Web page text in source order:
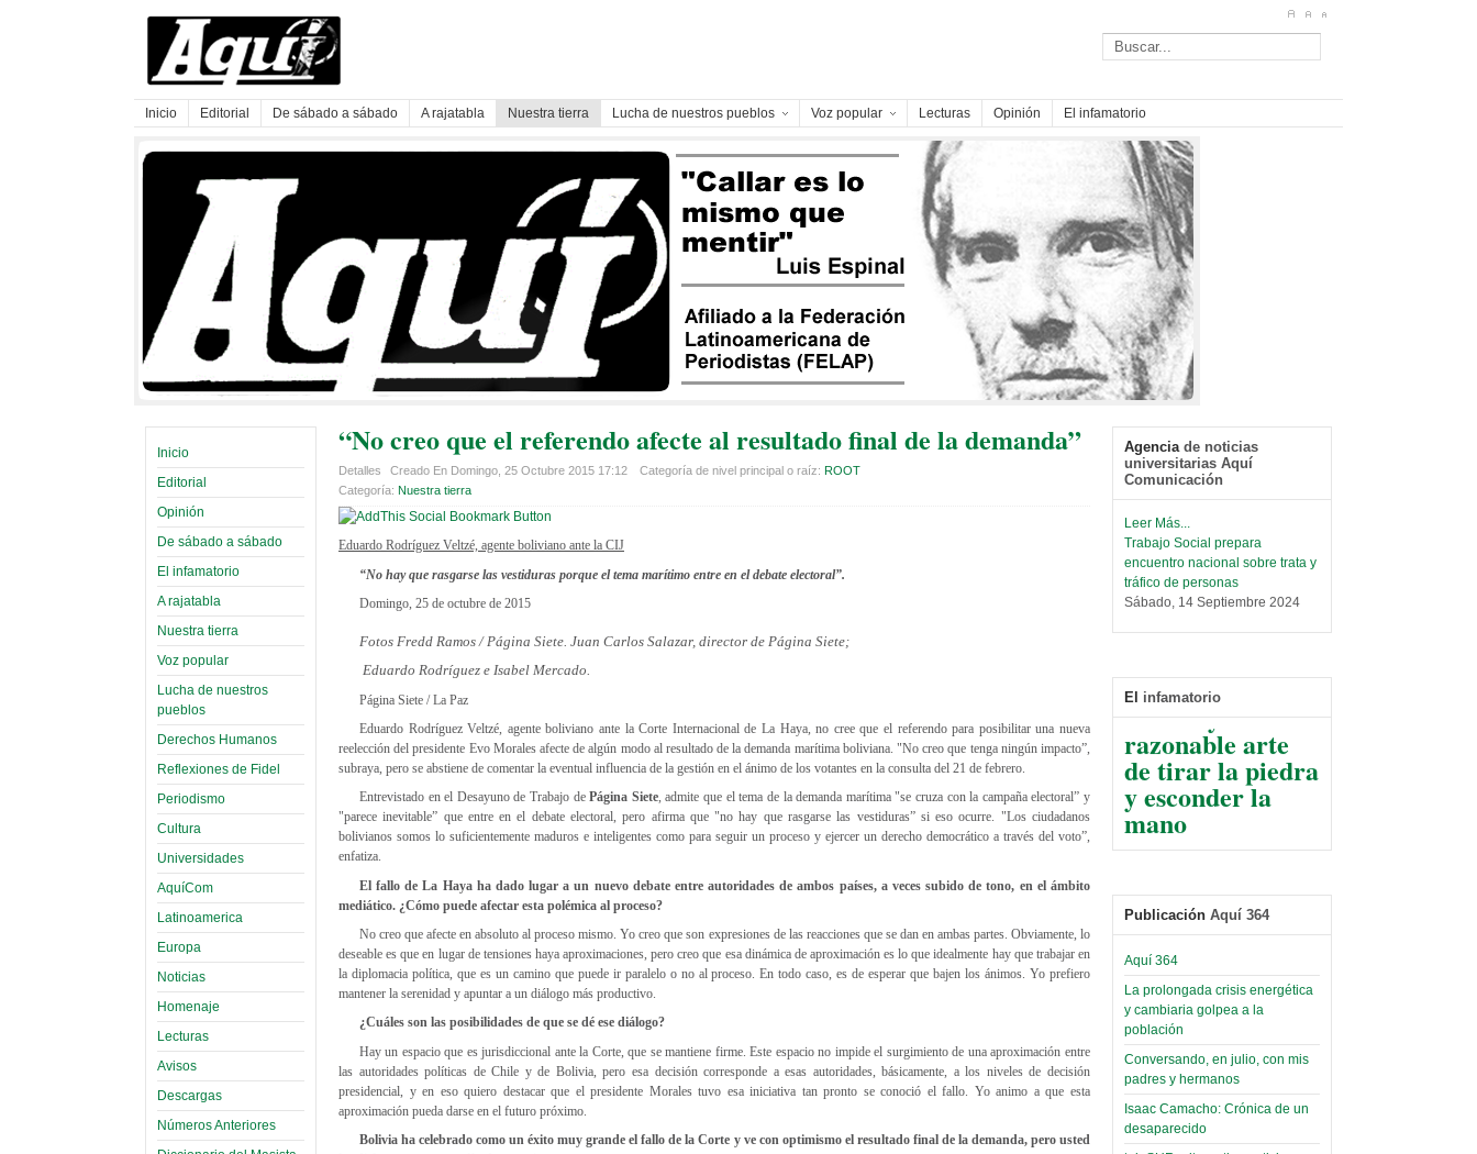
Inicio Editorial De sábado a sábado A rajatabla Nuestra tierra Lucha de nuestros pueblos Voz popular Lecturas Opinión El infamatorio
Inicio
Editorial
Opinión
De sábado a sábado
El infamatorio
A rajatabla
Nuestra tierra
Voz popular
Lucha de nuestros
pueblos
Derechos Humanos
Reflexiones de Fidel
Periodismo
Cultura
Universidades
AquíCom
Latinoamerica
Europa
Noticias
Homenaje
Lecturas
Avisos
Descargas
Números Anteriores
“No creo que el referendo afecte al resultado final de la demanda”
Detalles Creado En Domingo, 25 Octubre 2015 17:12 Categoría de nivel principal o raíz: ROOT
Categoría: Nuestra tierra
Eduardo Rodríguez Veltzé, agente boliviano ante la CIJ
“No hay que rasgarse las vestiduras porque el tema marítimo entre en el debate electoral”.
Domingo, 25 de octubre de 2015
Fotos Fredd Ramos / Página Siete. Juan Carlos Salazar, director de Página Siete;
Eduardo Rodríguez e Isabel Mercado.
Página Siete / La Paz
Eduardo Rodríguez Veltzé, agente boliviano ante la Corte Internacional de La Haya, no cree que el referendo para posibilitar una nueva
reelección del presidente Evo Morales afecte de algún modo al resultado de la demanda marítima boliviana. "No creo que tenga ningún impacto”,
subraya, pero se abstiene de comentar la eventual influencia de la gestión en el ánimo de los votantes en la consulta del 21 de febrero.
Entrevistado en el Desayuno de Trabajo dePágina Siete, admite que el tema de la demanda marítima "se cruza con la campaña electoral” y
"parece inevitable” que entre en el debate electoral, pero afirma que "no hay que rasgarse las vestiduras” si eso ocurre. "Los ciudadanos
bolivianos somos lo suficientemente maduros e inteligentes como para seguir un proceso y ejercer un derecho democrático a través del voto”,
enfatiza.
El fallo de La Haya ha dado lugar a un nuevo debate entre autoridades de ambos países, a veces subido de tono, en el ámbito
mediático. ¿Cómo puede afectar esta polémica al proceso?
No creo que afecte en absoluto al proceso mismo. Yo creo que son expresiones de las reacciones que se dan en ambas partes. Obviamente, lo
deseable es que en lugar de tensiones haya aproximaciones, pero creo que esa dinámica de aproximación es lo que idealmente hay que trabajar en
la diplomacia política, que es un camino que puede ir paralelo o no al proceso. En todo caso, es de esperar que bajen los ánimos. Yo prefiero
mantener la serenidad y apuntar a un diálogo más productivo.
¿Cuáles son las posibilidades de que se dé ese diálogo?
Hay un espacio que es jurisdiccional ante la Corte, que se mantiene firme. Este espacio no impide el surgimiento de una aproximación entre
las autoridades políticas de Chile y de Bolivia, pero esa decisión corresponde a esas autoridades, básicamente, a los niveles de decisión
presidencial, y en eso quiero destacar que el presidente Morales tuvo esa iniciativa tan pronto se conoció el fallo. Yo animo a que esta
aproximación pueda darse en el futuro próximo.
Bolivia ha celebrado como un éxito muy grande el fallo de la Corte y ve con optimismo el resultado final de la demanda, pero usted
Agencia de noticias
universitarias Aquí
Comunicación
Femenina San Andrés”
Jueves, 14 Noviembre 2024
Leer Más...
encuentro nacional sobre trata y
tráfico de personas
Sábado, 14 Septiembre 2024
Leer Más...
la UMSA
Leer Más...
Banco Central otorga
certificados por apoyo al
Séptimo Encuentro de
Economistas
Sábado, 14 Octubre 2023
Trabajo Social de la UMSA
Sábado, 14 Octubre 2023
Leer Más...
Candidatos del MAS se
presentarán en la UMSA
Jueves, 14 Septiembre 2023
Leer Más...
Carrera de Geografía realiza
Segundo Congreso Nacional
El infamatorio
conflicto de
interés y del
razonable arte
de tirar la piedra
y esconder la
mano
Read more...
Infierno Covid
parte VI:
Gabinete de
Áñez se atribuye
construcción de
hospitales
prefabricados en
la que no tuvo
participación;
Publicación Aquí 364
Aquí 364
La prolongada crisis energética
y cambiaria golpea a la
población
Conversando, en julio, con mis
padres y hermanos
Isaac Camacho: Crónica de un
desaparecido